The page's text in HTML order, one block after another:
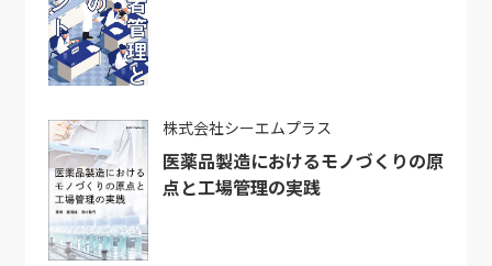
株式会社シーエムプラス
医薬品製造におけるモノづくりの原
点と工場管理の実践